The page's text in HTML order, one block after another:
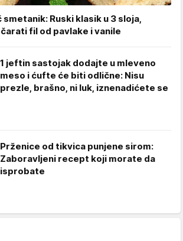
Ruski klasik u 3 sloja,
fil od pavlake i vanile
1 jeftin sastojak dodajte u mleveno
meso i ćufte će biti odlične: Nisu
prezle, brašno, ni luk, iznenadićete se
Prženice od tikvica punjene sirom:
Zaboravljeni recept koji morate da
isprobate